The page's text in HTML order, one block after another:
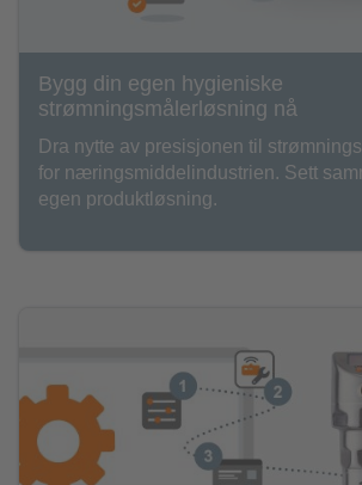
Bygg din egen hygieniske
strømningsmålerløsning nå
Dra nytte av presisjonen til
for næringsmiddelindustrien. Sett
egen produktløsning.